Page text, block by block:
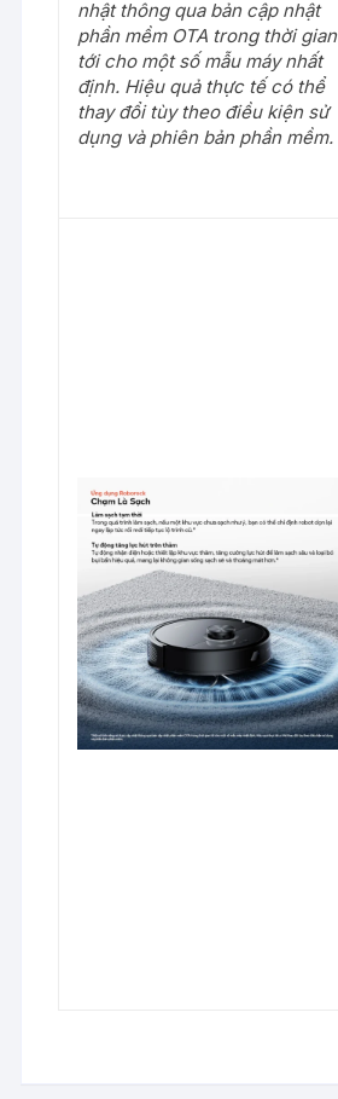
nhật thông qua bản cập nhật
phần mềm OTA trong thời gian
tới cho một số mẫu máy nhất
định. Hiệu quả thực tế có thể
thay đổi tùy theo điều kiện sử
dụng và phiên bản phần mềm.